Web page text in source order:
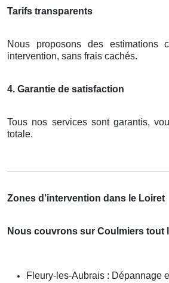
Tarifs transparents
Nous proposons des estimations
intervention, sans frais cachés.
4. Garantie de satisfaction
Tous nos services sont garantis,
totale.
Zones d’intervention dans le Loiret
Nous couvrons sur Coulmiers tout
Fleury-les-Aubrais : Dépannage